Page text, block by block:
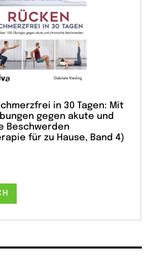
in 30 Tagen: Mit
gegen akute und
Beschwerden
für zu Hause, Band 4)